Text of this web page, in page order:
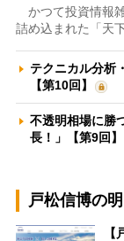
かつて投資情報
詰め込まれた「天
テクニカル分析
【第10回】
不透明相場に勝
長！」【第9回】
戸松信博の